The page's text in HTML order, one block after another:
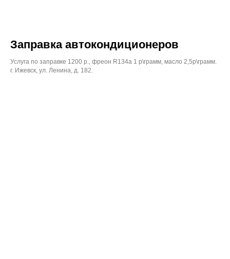
Заправка автокондиционеров
Услуга по заправке 1200 р., фреон R134а 1 р\грамм, масло 2,5р\грамм.
г. Ижевск, ул. Ленина, д. 182.